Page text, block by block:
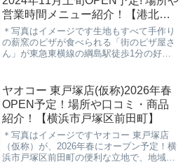
営業時間メニュー紹介！【港北区
綱島東】
＊写真はイメージです生地もすべて手作り
の薪窯のピザが食べられる「街のピザ屋さ
ん」が東急東横線の綱島駅徒歩1分の好立
綱島駅徒歩1分」の情報について解説して
いきます。※...
ヤオコー 東戸塚店(仮称)2026年春
OPEN予定！場所や口コミ・商品
紹介！【横浜市戸塚区前田町】
＊写真はイメージですヤオコー 東戸塚店
（仮称）が、2026年春にオープン予定！横
浜市戸塚区前田町の便利な立地で、地域住